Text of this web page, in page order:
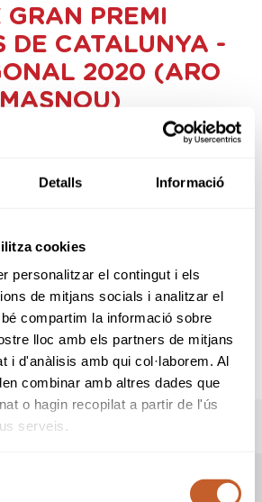
Detalls Informació
cookies
personalitzar el contingut i els
de mitjans socials i analitzar el
compartim la informació sobre
lloc amb els partners de mitjans
i d'anàlisis amb qui col·laborem. Al
combinar amb altres dades que
o hagin recopilat a partir de l'ús
serveis.
GRAN PREMI
DE CATALUNYA -
2020 (ARO
MASNOU)
Federación Catalana de
Club Golf d'Aro
fin:
Tipo: Abierto
SNR
ANULADA
PRUEBA